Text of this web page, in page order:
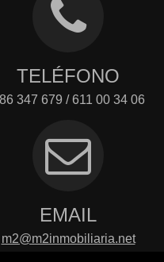
TELÉFONO
347 679 / 611 00 34 06
EMAIL
m2@m2inmobiliaria.net